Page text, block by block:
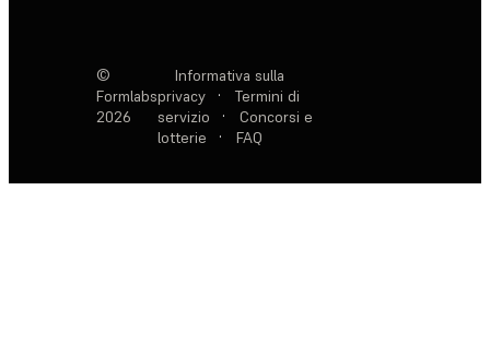
©
Formlabs
2026
Informativa sulla
privacy
·
Termini di
servizio
·
Concorsi e
lotterie
· FAQ